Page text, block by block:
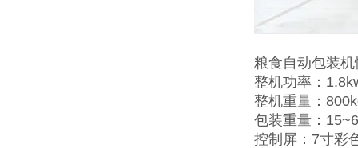
粮食自动包装
整机功率：
整机重量：
包装重量：
控制屏：7寸彩